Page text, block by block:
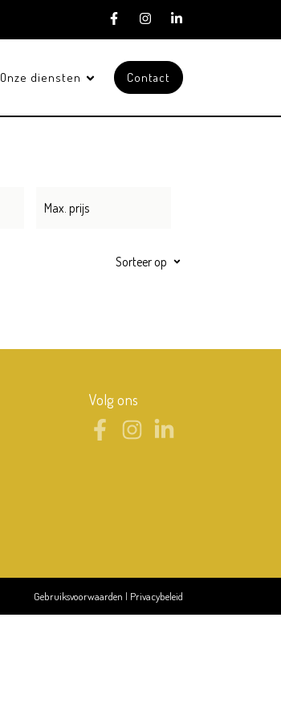
Onze diensten Contact
Sorteer op
Volg ons
Gebruiksvoorwaarden | Privacybeleid